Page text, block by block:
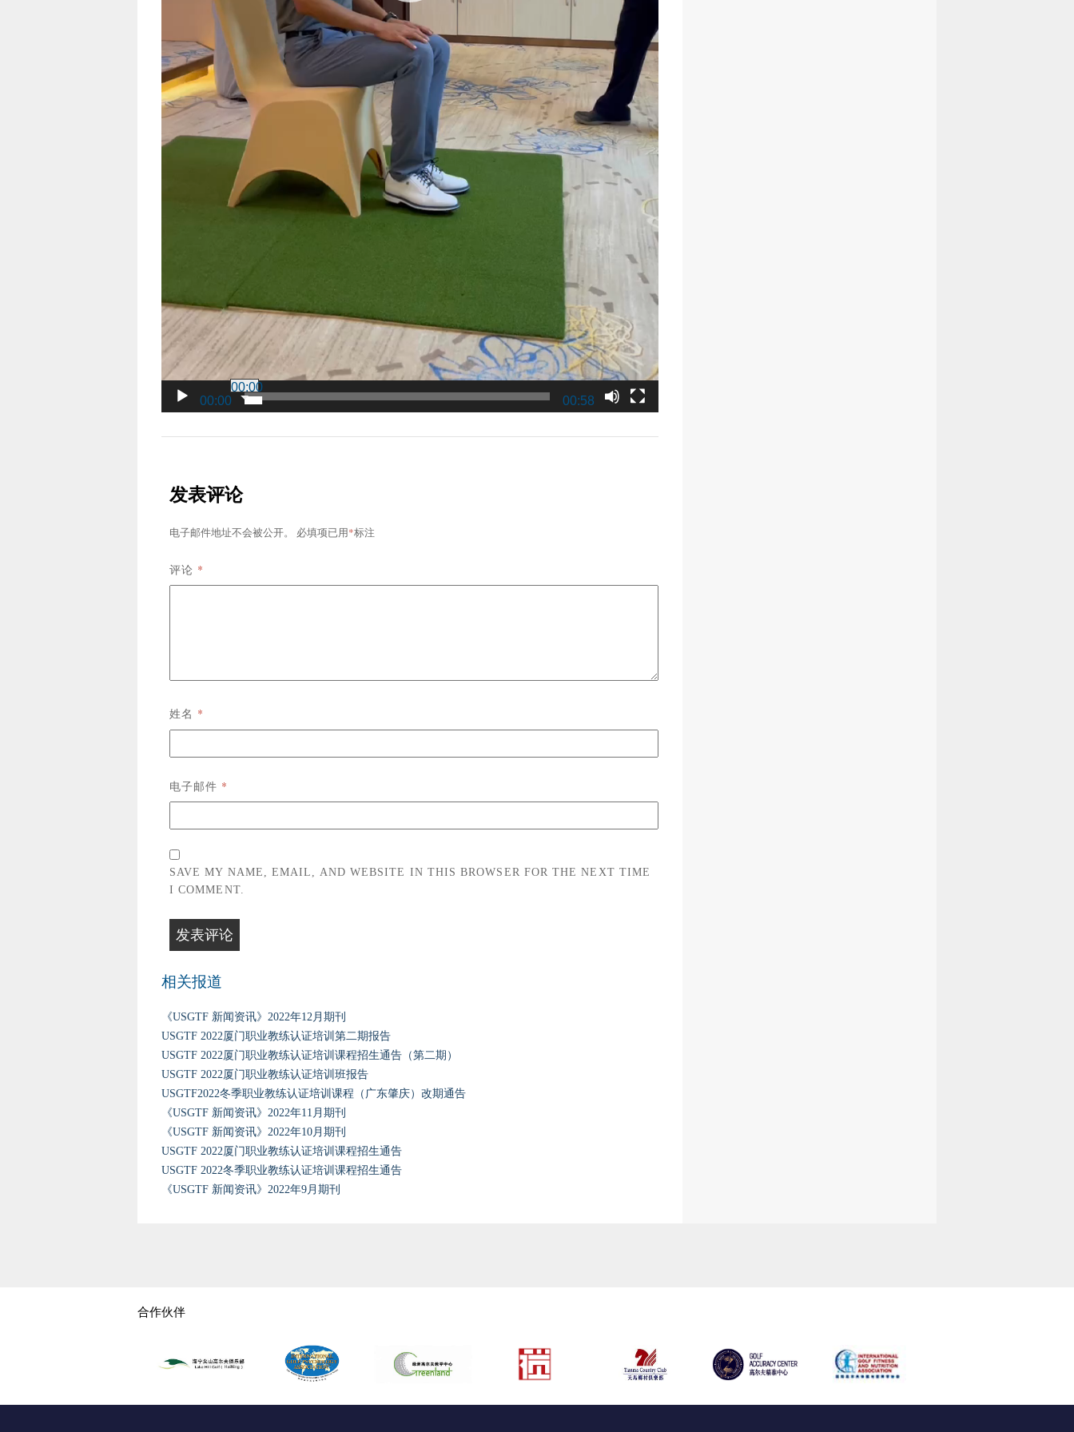
00:00
00:00
00:58
发表评论
电子邮件地址不会被公开。 必填项已用 *标注
评论 *
姓名 *
电子邮件 *
SAVE MY NAME, EMAIL, AND WEBSITE IN THIS BROWSER FOR THE NEXT TIME
I COMMENT.
相关报道
《USGTF 新闻资讯》2022年12月期刊
USGTF 2022厦门职业教练认证培训第二期报告
USGTF 2022厦门职业教练认证培训课程招生通告（第二期）
USGTF 2022厦门职业教练认证培训班报告
USGTF2022冬季职业教练认证培训课程（广东肇庆）改期通告
《USGTF 新闻资讯》2022年11月期刊
《USGTF 新闻资讯》2022年10月期刊
USGTF 2022厦门职业教练认证培训课程招生通告
USGTF 2022冬季职业教练认证培训课程招生通告
《USGTF 新闻资讯》2022年9月期刊
合作伙伴